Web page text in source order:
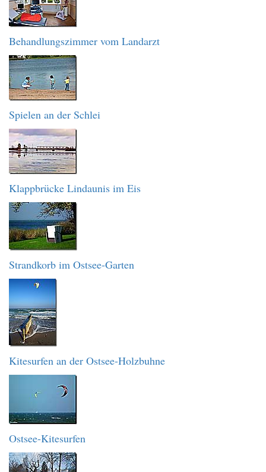
Behandlungszimmer vom Landarzt
Spielen an der Schlei
Klappbrücke Lindaunis im Eis
Strandkorb im Ostsee-Garten
Kitesurfen an der Ostsee-Holzbuhne
Ostsee-Kitesurfen